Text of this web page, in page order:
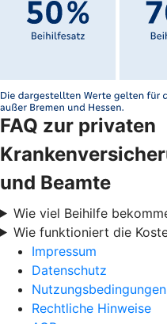
FAQ zur privaten
und Beamte
Wie viel Beihilfe
Wie funktioniert die
Impressum
Datenschutz
Nutzungsbedingungen
Rechtliche Hinweise